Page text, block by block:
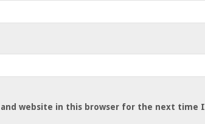
and website in this browser for the next time I